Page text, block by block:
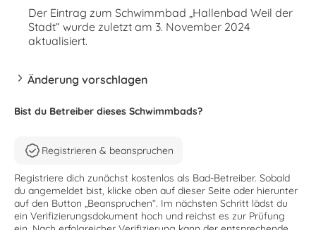
Der Eintrag zum Schwimmbad „Hallenbad Weil der
Stadt“ wurde zuletzt am 3. November 2024
aktualisiert.
Änderung vorschlagen
Bist du Betreiber dieses Schwimmbads?
Registrieren & beanspruchen
Registriere dich zunächst kostenlos als Bad-Betreiber. Sobald
du angemeldet bist, klicke oben auf dieser Seite oder hierunter
auf den Button „Beanspruchen“. Im nächsten Schritt lädst du
ein Verifizierungsdokument hoch und reichst es zur Prüfung